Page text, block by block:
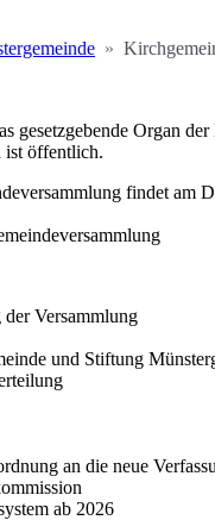
gesetzgebende Organ
ist öffentlich.
findet am
Versammlung
und Stiftung
an die neue
ab 2026